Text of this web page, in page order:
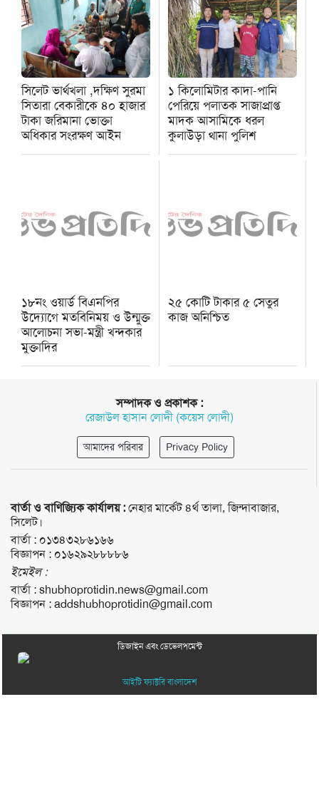
সিলেট ভার্থখলা ,দক্ষিণ সুরমা
সিতারা বেকারীকে ৪০ হাজার
টাকা জরিমানা ভোক্তা
অধিকার সংরক্ষণ আইন
১ কিলোমিটার কাদা-পানি
পেরিয়ে পলাতক সাজাপ্রাপ্ত
মাদক আসামিকে ধরল
কুলাউড়া থানা পুলিশ
১৮নং ওয়ার্ড বিএনপির
উদ্যোগে মতবিনিময় ও উন্মুক্ত
আলোচনা সভা-মন্ত্রী খন্দকার
মুক্তাদির
২৫ কোটি টাকার ৫ সেতুর
কাজ অনিশ্চিত
সম্পাদক ও প্রকাশক :
রেজাউল হাসান লোদী (কয়েস লোদী)
আমাদের পরিবার Privacy Policy
বার্তা ও বাণিজ্যিক কার্যালয় :নেহার মার্কেট ৪র্থ তালা, জিন্দাবাজার,
সিলেট।
বার্তা : ০১৩৪৩২৮৬১৬৬
বিজ্ঞাপন : ০১৬২৯২৮৮৮৮৬
ইমেইল :
বার্তা :shubhoprotidin.news@gmail.com
বিজ্ঞাপন :addshubhoprotidin@gmail.com
ডিজাইন এবং ডেভেলপমেন্ট
আইটি ফ্যাক্টরি বাংলাদেশ